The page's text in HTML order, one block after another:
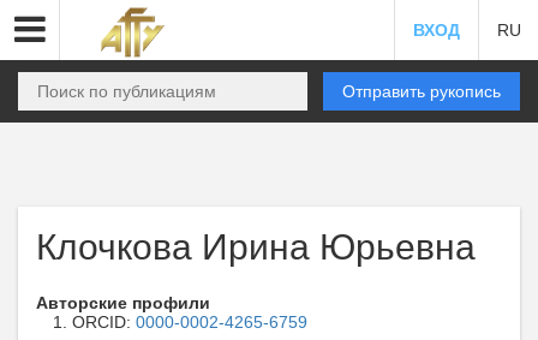
ВХОД RU
Отправить рукопись
Клочкова Ирина Юрьевна
Авторские профили
ORCID: 0000-0002-4265-6759